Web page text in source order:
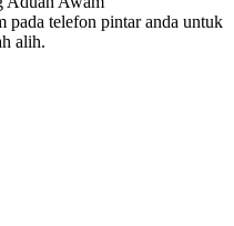
telefon pintar anda untuk
alih.